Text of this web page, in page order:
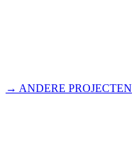
→ ANDERE PROJECTEN